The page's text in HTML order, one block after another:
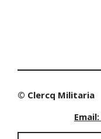
© Clercq Militaria
Email: